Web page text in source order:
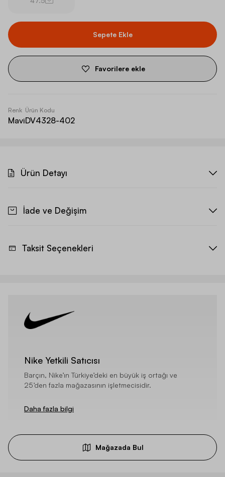
Sepete Ekle
Favorilere ekle
Renk
Mavi
Ürün Kodu
DV4328-402
Ürün Detayı
İade ve Değişim
Taksit Seçenekleri
Nike Yetkili Satıcısı
Barçın, Nike’ın Türkiye’deki en büyük iş ortağı ve
25’den fazla mağazasının işletmecisidir.
Daha fazla bilgi
Mağazada Bul